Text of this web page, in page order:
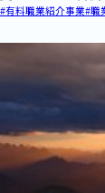
#有料職業紹介事業#職